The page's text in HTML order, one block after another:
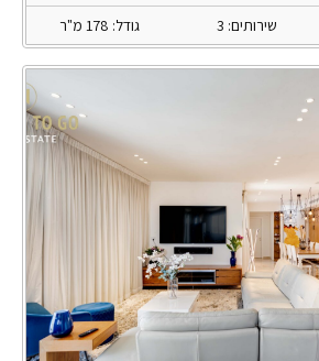
שירותים: 3 גודל: 178 מ"ר